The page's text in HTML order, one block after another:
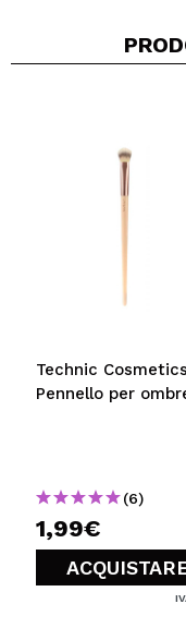
Technic
Pennello per
(6)
1,99€